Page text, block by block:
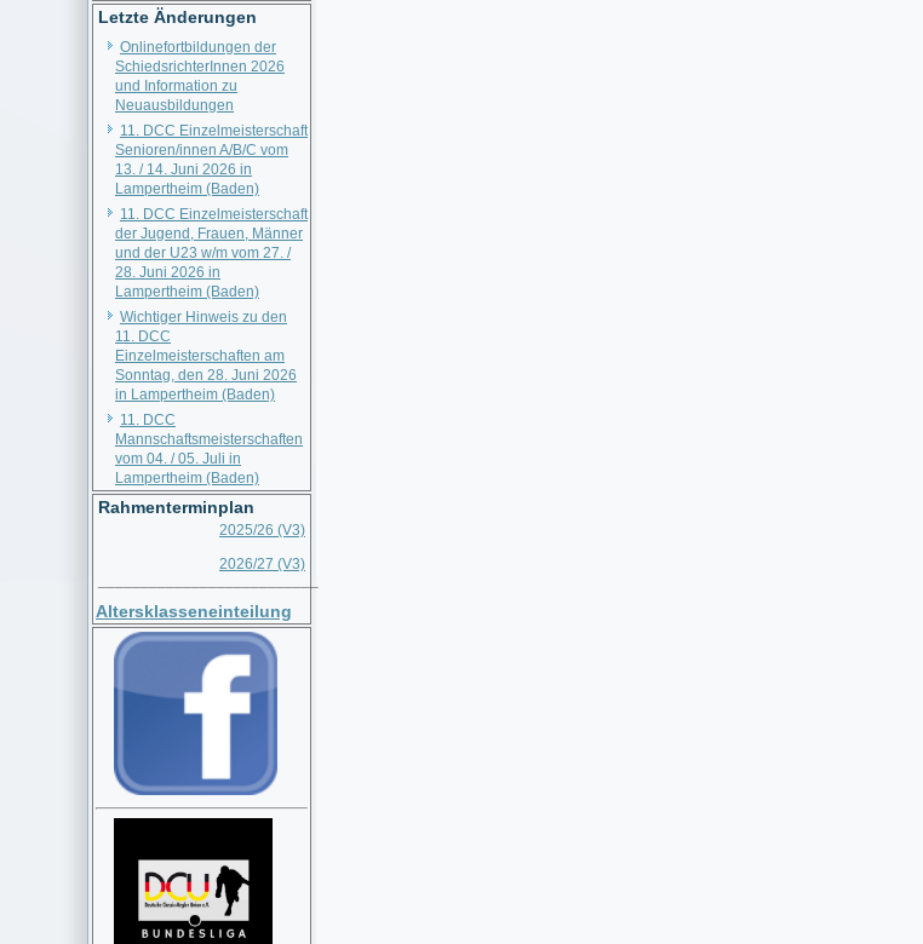
Letzte Änderungen
Onlinefortbildungen der
SchiedsrichterInnen 2026
und Information zu
Neuausbildungen
11. DCC Einzelmeisterschaft
Senioren/innen A/B/C vom
13. / 14. Juni 2026 in
Lampertheim (Baden)
11. DCC Einzelmeisterschaft
der Jugend, Frauen, Männer
und der U23 w/m vom 27. /
28. Juni 2026 in
Lampertheim (Baden)
Wichtiger Hinweis zu den
11. DCC
Einzelmeisterschaften am
Sonntag, den 28. Juni 2026
in Lampertheim (Baden)
11. DCC
Mannschaftsmeisterschaften
vom 04. / 05. Juli in
Lampertheim (Baden)
Rahmenterminplan
2025/26 (V3)
2026/27 (V3)
Altersklasseneinteilung